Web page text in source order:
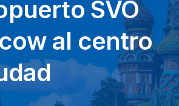
SVO
al centro